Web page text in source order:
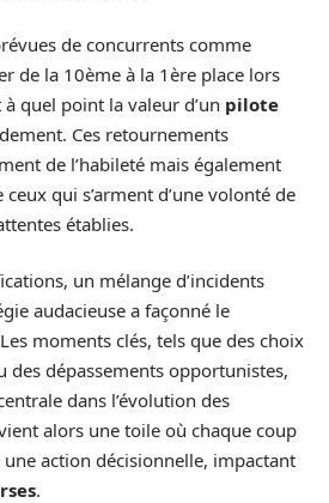
de concurrents comme
de la 10ème à la 1ère place lors
quel point la valeur d’un pilote
Ces retournements
de l’habileté mais également
qui s’arment d’une volonté de
établies.
un mélange d’incidents
audacieuse a façonné le
moments clés, tels que des choix
des dépassements opportunistes,
dans l’évolution des
alors une toile où chaque coup
action décisionnelle, impactant
.